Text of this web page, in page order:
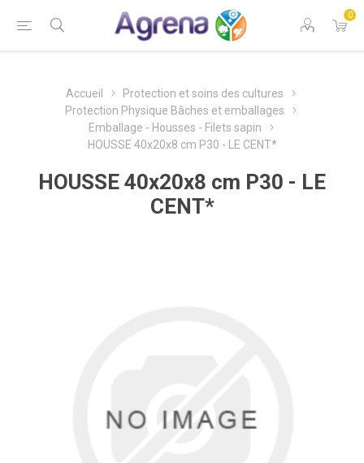
0
Accueil
Protection et soins des cultures
Protection Physique Bâches et emballages
Emballage - Housses - Filets sapin
HOUSSE 40x20x8 cm P30 - LE CENT*
HOUSSE 40x20x8 cm P30 - LE
CENT*